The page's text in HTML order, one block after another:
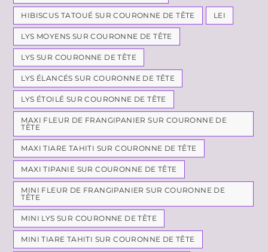
HIBISCUS TATOUÉ SUR COURONNE DE TÊTE LEI
LYS MOYENS SUR COURONNE DE TÊTE
LYS SUR COURONNE DE TÊTE
LYS ÉLANCÉS SUR COURONNE DE TÊTE
LYS ÉTOILÉ SUR COURONNE DE TÊTE
MAXI FLEUR DE FRANGIPANIER SUR COURONNE DE
TÊTE
MAXI TIARE TAHITI SUR COURONNE DE TÊTE
MAXI TIPANIE SUR COURONNE DE TÊTE
MINI FLEUR DE FRANGIPANIER SUR COURONNE DE
TÊTE
MINI LYS SUR COURONNE DE TÊTE
MINI TIARE TAHITI SUR COURONNE DE TÊTE